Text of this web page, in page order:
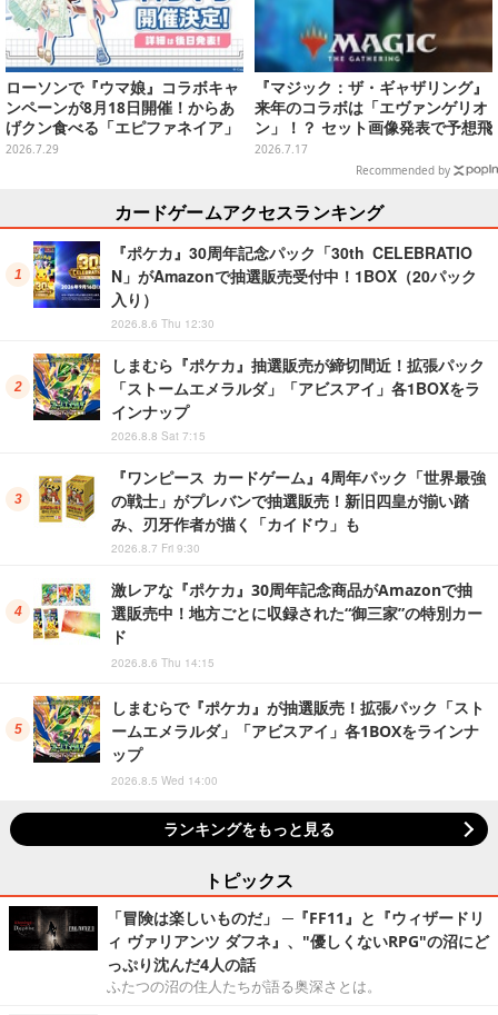
ローソンで『ウマ娘』コラボキャ
ンペーンが8月18日開催！からあ
げクン食べる「エピファネイア」
や「アーモンドアイ」たちが可愛
2026.7.29
『マジック：ザ・ギャザリング』
来年のコラボは「エヴァンゲリオ
ン」！？ セット画像発表で予想飛
び交う
2026.7.17
Recommended by
カードゲームアクセスランキング
『ポケカ』30周年記念パック「30th CELEBRATIO
N」がAmazonで抽選販売受付中！1BOX（20パック
入り）
2026.8.6 Thu 12:30
しまむら『ポケカ』抽選販売が締切間近！拡張パック
「ストームエメラルダ」「アビスアイ」各1BOXをラ
インナップ
2026.8.8 Sat 7:15
『ワンピース カードゲーム』4周年パック「世界最強
の戦士」がプレバンで抽選販売！新旧四皇が揃い踏
み、刃牙作者が描く「カイドウ」も
2026.8.7 Fri 9:30
激レアな『ポケカ』30周年記念商品がAmazonで抽
選販売中！地方ごとに収録された“御三家”の特別カー
ド
2026.8.6 Thu 14:15
しまむらで『ポケカ』が抽選販売！拡張パック「スト
ームエメラルダ」「アビスアイ」各1BOXをラインナ
ップ
2026.8.5 Wed 14:00
ランキングをもっと見る
トピックス
「冒険は楽しいものだ」 ─『FF11』と『ウィザードリ
ィ ヴァリアンツ ダフネ』、"優しくないRPG"の沼にど
っぷり沈んだ4人の話
ふたつの沼の住人たちが語る奥深さとは。